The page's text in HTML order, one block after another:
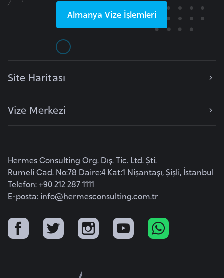
Almanya Vize İşlemleri
Site Haritası
Vize Merkezi
Hermes Consulting Org. Dış. Tic. Ltd. Şti.
Rumeli Cad. No:78 Daire:4 Kat:1 Nişantaşı, Şişli, İstanbul
Telefon: +90 212 287 1111
E-posta: info@hermesconsulting.com.tr
l
i
s
t
n